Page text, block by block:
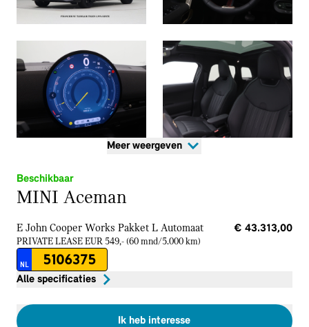
Meer weergeven
Beschikbaar
MINI Aceman
E John Cooper Works Pakket L Automaat € 43.313,00
PRIVATE LEASE EUR 549,- (60 mnd/5.000 km)
NL 5106375
Alle specificaties
Ik heb interesse